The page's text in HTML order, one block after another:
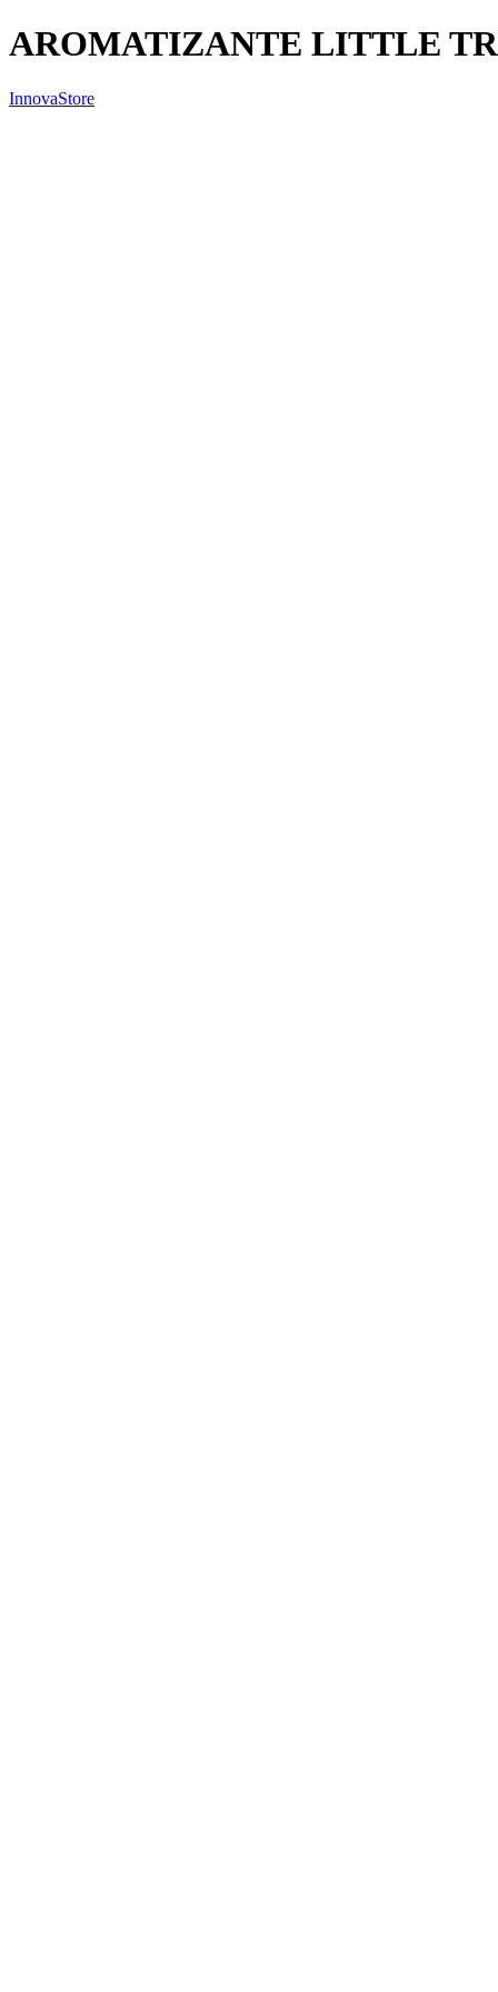
AROMATIZANTE LITTLE
InnovaStore